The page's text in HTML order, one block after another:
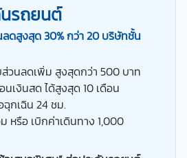
รถยนต์
ดสูงสุด 30% กว่า 20 บริษัทชั้น
วนลดเพิ่ม สูงสุดกว่า 500 บาท
เงินสด ได้สูงสุด 10 เดือน
กเฉิน 24 ชม.
หรือ เบิกค่าเดินทาง 1,000